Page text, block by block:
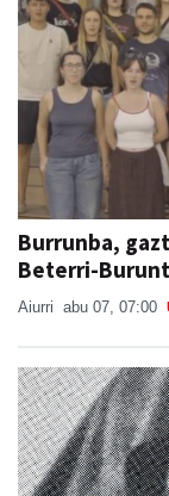
Burrunba,
Beterri-
Aiurri abu 07, 07:00